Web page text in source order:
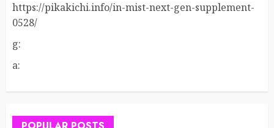
https://pikakichi.info/in-mist-next-gen-supplement-
0528/
g:
a: